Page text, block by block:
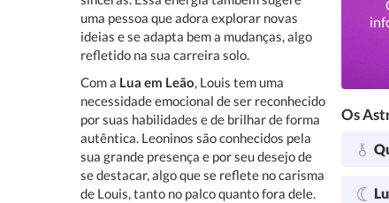
uma pessoa que adora explorar novas
ideias e se adapta bem a mudanças, algo
refletido na sua carreira solo.
Com a Lua em Leão, Louis tem uma
necessidade emocional de ser reconhecido
por suas habilidades e de brilhar de forma
autêntica. Leoninos são conhecidos pela
sua grande presença e por seu desejo de
se destacar, algo que se reflete no carisma
de Louis, tanto no palco quanto fora dele.
Os